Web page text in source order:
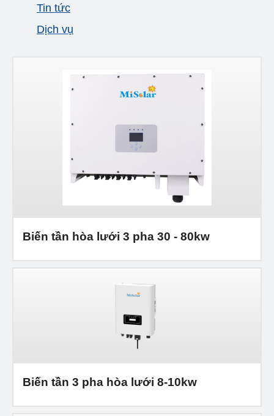
Tin tức
Dịch vụ
Biến tần hòa lưới 3 pha 30 - 80kw
Biến tần 3 pha hòa lưới 8-10kw